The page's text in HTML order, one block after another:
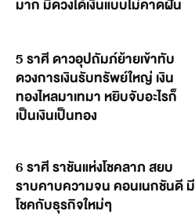
มาก มีดวงได้เงินแบบไม่คาดฝัน
5 ราศี ดาวอุปถัมภ์ย้ายเข้าทับ
ดวงการเงินรับทรัพย์ใหญ่ เงิน
ทองไหลมาเทมา หยิบจับอะไรก็
เป็นเงินเป็นทอง
6 ราศี ราชันแห่งโชคลาภ สยบ
ราบคาบความจน คอนเนกชันดี มี
โชคกับธุรกิจใหม่ๆ